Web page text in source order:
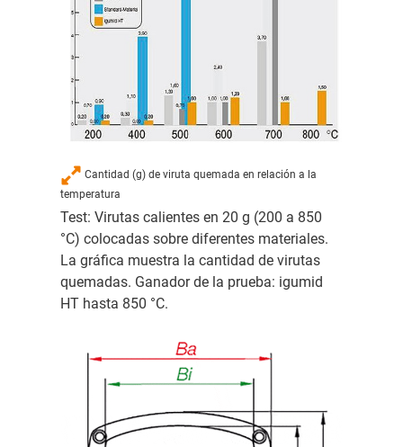
Cantidad (g) de viruta quemada en relación a la
temperatura
Test: Virutas calientes en 20 g (200 a 850
°C) colocadas sobre diferentes materiales.
La gráfica muestra la cantidad de virutas
quemadas. Ganador de la prueba: igumid
HT hasta 850 °C.